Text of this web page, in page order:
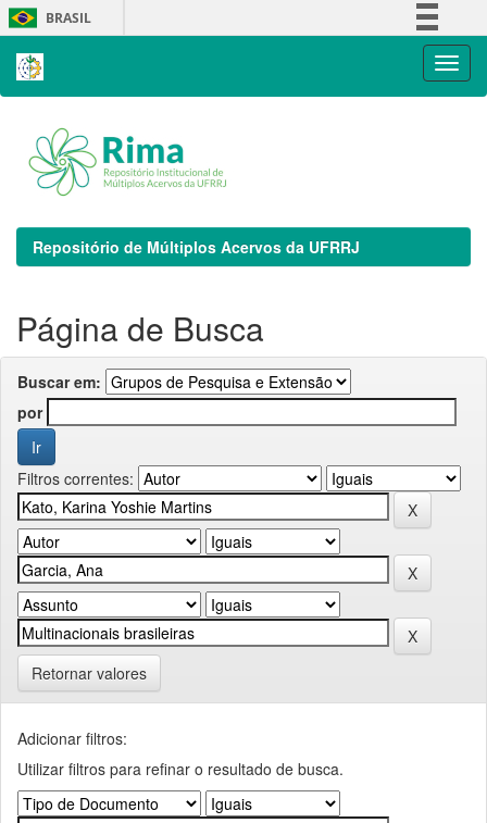
Skip
navigation
BRASIL
Repositório de Múltiplos Acervos da UFRRJ
Página de Busca
Buscar em:
por
Filtros correntes:
Retornar valores
Adicionar filtros:
Utilizar filtros para refinar o resultado de busca.